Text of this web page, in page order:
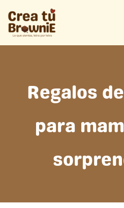
contenido
Regalos
para